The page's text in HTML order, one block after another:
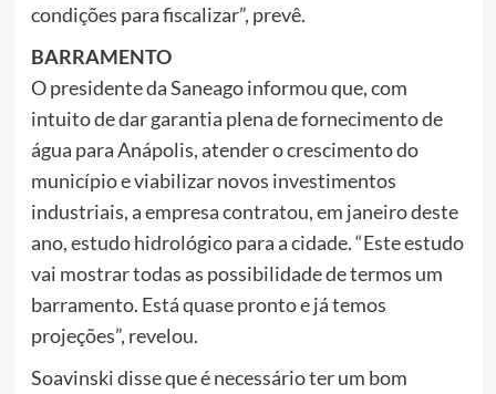
condições para fiscalizar”, prevê.
BARRAMENTO
O presidente da Saneago informou que, com
intuito de dar garantia plena de fornecimento de
água para Anápolis, atender o crescimento do
município e viabilizar novos investimentos
industriais, a empresa contratou, em janeiro deste
ano, estudo hidrológico para a cidade. “Este estudo
vai mostrar todas as possibilidade de termos um
barramento. Está quase pronto e já temos
projeções”, revelou.
Soavinski disse que é necessário ter um bom